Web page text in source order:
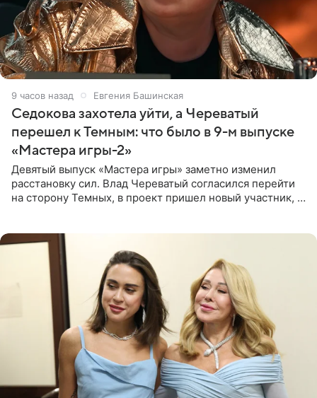
9 часов назад Евгения Башинская
Седокова захотела уйти, а Череватый
перешел к Темным: что было в 9-м выпуске
«Мастера игры-2»
Девятый выпуск «Мастера игры» заметно изменил
расстановку сил. Влад Череватый согласился перейти
на сторону Темных, в проект пришел новый участник, а